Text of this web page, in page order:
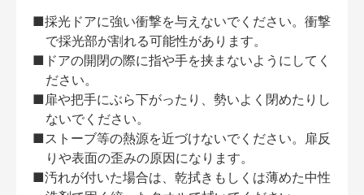
■採光ドアに強い衝撃を与えないでください。衝撃
で採光部が割れる可能性があります。
■ドアの開閉の際に指や手を挟まないようにしてく
ださい。
■扉や把手にぶら下がったり、勢いよく閉めたりし
ないでください。
■ストーブ等の熱源を近づけないでください。扉反
りや表面の歪みの原因になります。
■汚れが付いた場合は、乾拭きもしくは薄めた中性